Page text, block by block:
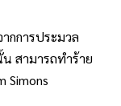
กการประมวล
สามารถทำร้าย
Simons